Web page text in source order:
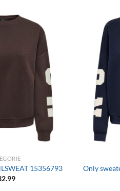
15356793
Only